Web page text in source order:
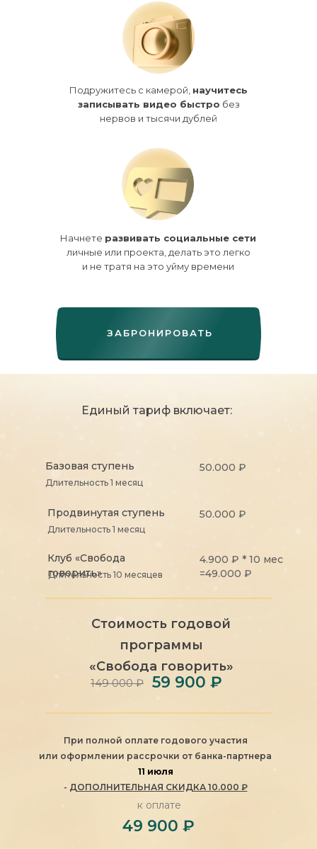
Подружитесь с камерой, научитесь
записывать видео быстро без
нервов и тысячи дублей
Начнете развивать социальные сети
личные или проекта, делать это легко
и не тратя на это уйму времени
ЗАБРОНИРОВАТЬ
Единый тариф включает:
Базовая ступень
Длительность 1 месяц
50.000 ₽
Продвинутая ступень
Длительность 1 месяц
50.000 ₽
Клуб «Свобода
говорить»
Длительность 10 месяцев
4.900 ₽ * 10 мес
=49.000 ₽
Стоимость годовой
программы
«Свобода говорить»
149 000 ₽ 59 900 ₽
При полной оплате годового участия
или оформлении рассрочки от банка-партнера
11 июля
- ДОПОЛНИТЕЛЬНАЯ СКИДКА 10.000 ₽
к оплате
49 900 ₽